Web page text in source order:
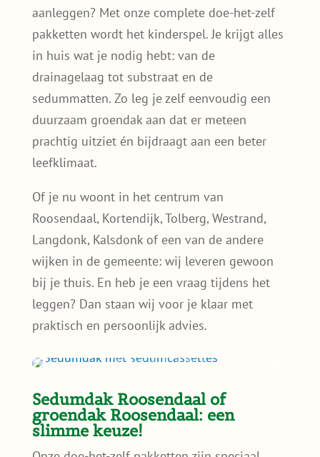
aanleggen? Met onze complete doe-het-zelf
pakketten wordt het kinderspel. Je krijgt alles
in huis wat je nodig hebt: van de
drainagelaag tot substraat en de
sedummatten. Zo leg je zelf eenvoudig een
duurzaam groendak aan dat er meteen
prachtig uitziet én bijdraagt aan een beter
leefklimaat.
Of je nu woont in het centrum van
Roosendaal, Kortendijk, Tolberg, Westrand,
Langdonk, Kalsdonk of een van de andere
wijken in de gemeente: wij leveren gewoon
bij je thuis. En heb je een vraag tijdens het
leggen? Dan staan wij voor je klaar met
praktisch en persoonlijk advies.